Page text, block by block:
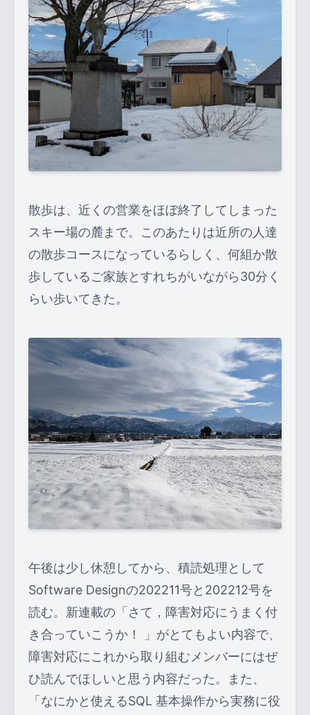
散歩は、近くの営業をほぼ終了してしまった
スキー場の麓まで。このあたりは近所の人達
の散歩コースになっているらしく、何組か散
歩しているご家族とすれちがいながら30分く
らい歩いてきた。
午後は少し休憩してから、積読処理として
Software Designの202211号と202212号を
読む。新連載の「さて，障害対応にうまく付
き合っていこうか！ 」がとてもよい内容で、
障害対応にこれから取り組むメンバーにはぜ
ひ読んでほしいと思う内容だった。また、
「なにかと使えるSQL 基本操作から実務に役